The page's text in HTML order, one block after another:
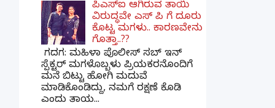
ಪಿಎಸ್​ಐ ಆಗಿರುವ ತಾಯಿ
ವಿರುದ್ಧವೇ ಎಸ್ ಪಿ ಗೆ ದೂರು
ಕೊಟ್ಟ ಮಗಳು.. ಕಾರಣವೇನು
ಗೊತ್ತಾ..??
ಗದಗ​: ಮಹಿಳಾ ಪೊಲೀಸ್​ ಸಬ್ ​ಇನ್​
ಸ್ಪೆಕ್ಟರ್​ ಮಗಳೊಬ್ಬಳು ಪ್ರಿಯಕರನೊಂದಿಗೆ
ಮನೆ ಬಿಟ್ಟು ಹೋಗಿ ಮದುವೆ
ಮಾಡಿಕೊಂಡಿದ್ದು, ನಮಗೆ ರಕ್ಷಣೆ ಕೊಡಿ
ಎಂದು ತಾಯ...